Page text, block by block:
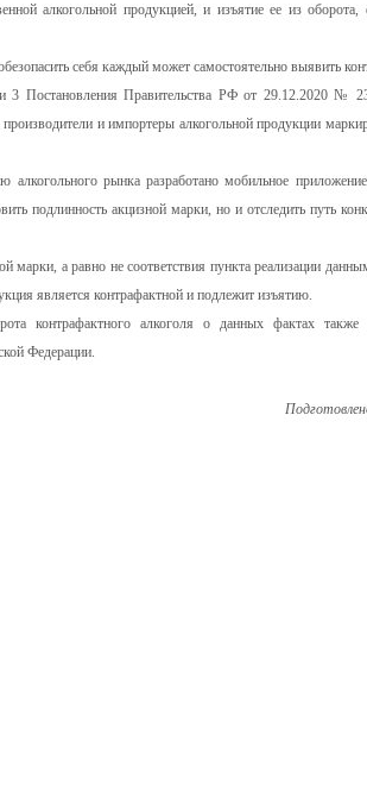
алкогольной продукцией, и изъятие ее из
себя каждый может самостоятельно выявить
3 Постановления Правительства РФ от 29.12.2020 №
и импортеры алкогольной продукции
алкогольного рынка разработано мобильное
подлинность акцизной марки, но и отследить путь
марки, а равно не соответствия пункта реализации
является контрафактной и подлежит изъятию.
контрафактного алкоголя о данных фактах
Федерации.